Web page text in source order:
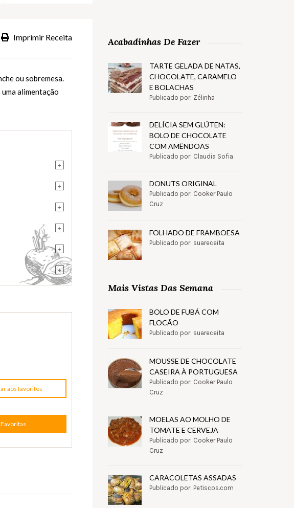
Imprimir Receita
Partilhar
ou sobremesa.
alimentação
+
+
+
+
+
+
aos favoritos
Acabadinhas De Fazer
TARTE GELADA DE NATAS,
CHOCOLATE, CARAMELO
E BOLACHAS
Publicado por: Zélinha
DELÍCIA SEM GLÚTEN:
BOLO DE CHOCOLATE
COM AMÊNDOAS
Publicado por: Claudia Sofia
DONUTS ORIGINAL
Publicado por: Cooker Paulo
Cruz
FOLHADO DE FRAMBOESA
Publicado por: suareceita
Mais Vistas Das Semana
BOLO DE FUBÁ COM
FLOCÃO
Publicado por: suareceita
MOUSSE DE CHOCOLATE
CASEIRA À PORTUGUESA
Publicado por: Cooker Paulo
Cruz
MOELAS AO MOLHO DE
TOMATE E CERVEJA
Publicado por: Cooker Paulo
Cruz
CARACOLETAS ASSADAS
Publicado por: Petiscos.com